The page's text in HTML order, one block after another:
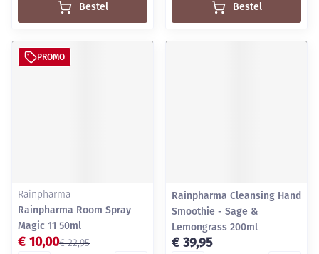
Bestel Bestel
PROMO
Rainpharma
Rainpharma Room Spray
Magic 11 50ml
€ 22,95
€ 10,00
Rainpharma Cleansing Hand
Smoothie - Sage &
Lemongrass 200ml
€ 39,95